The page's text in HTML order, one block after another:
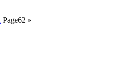
Page62 »